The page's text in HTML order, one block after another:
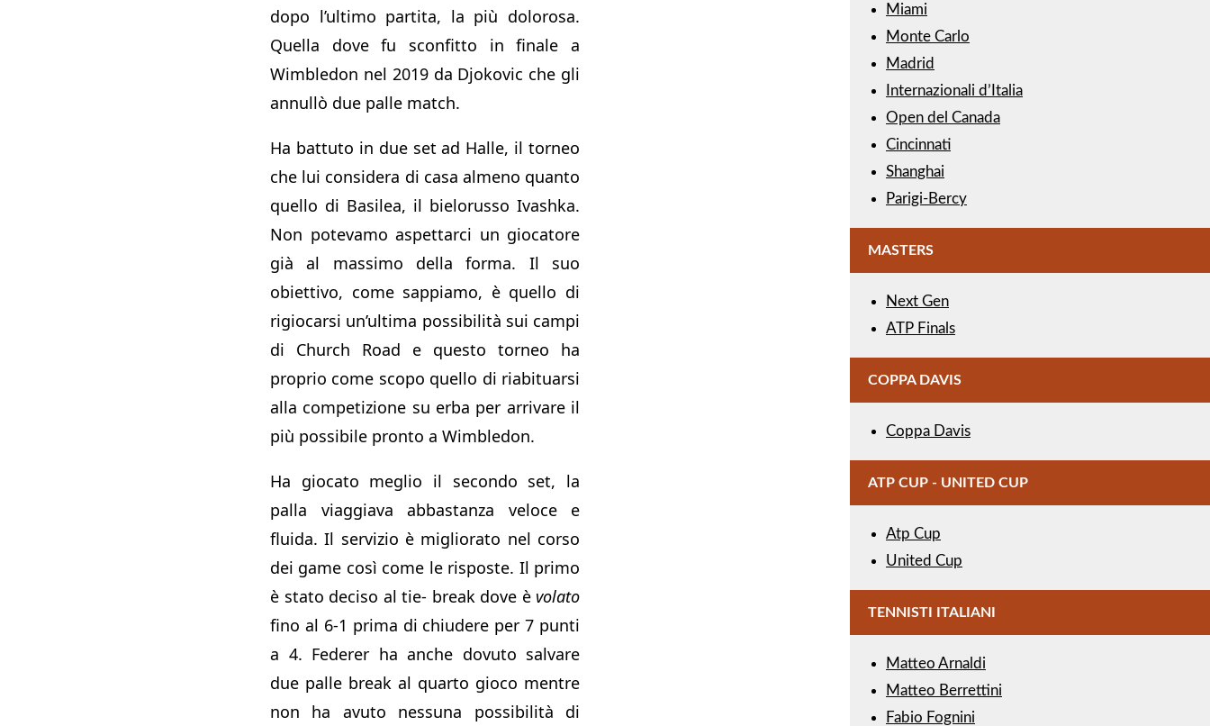
dopo l’ultimo partita, la più dolorosa.
Quella dove fu sconfitto in finale a
Wimbledon nel 2019 da Djokovic che gli
annullò due palle match.
Ha battuto in due set ad Halle, il torneo
che lui considera di casa almeno quanto
quello di Basilea, il bielorusso Ivashka.
Non potevamo aspettarci un giocatore
già al massimo della forma. Il suo
obiettivo, come sappiamo, è quello di
rigiocarsi un’ultima possibilità sui campi
di Church Road e questo torneo ha
proprio come scopo quello di riabituarsi
alla competizione su erba per arrivare il
più possibile pronto a Wimbledon.
Ha giocato meglio il secondo set, la
palla viaggiava abbastanza veloce e
fluida. Il servizio è migliorato nel corso
dei game così come le risposte. Il primo
è stato deciso al tie- break dove è volato
fino al 6-1 prima di chiudere per 7 punti
a 4. Federer ha anche dovuto salvare
due palle break al quarto gioco mentre
non ha avuto nessuna possibilità di
Miami
Monte Carlo
Madrid
Internazionali d’Italia
Open del Canada
Cincinnati
Shanghai
Parigi-Bercy
MASTERS
Next Gen
ATP Finals
COPPA DAVIS
Coppa Davis
ATP CUP - UNITED CUP
Atp Cup
United Cup
TENNISTI ITALIANI
Matteo Arnaldi
Matteo Berrettini
Fabio Fognini